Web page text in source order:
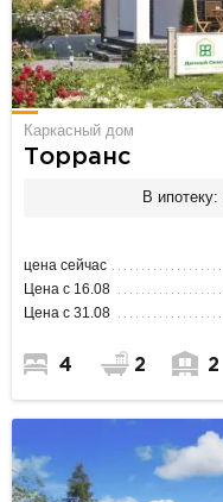
Каркасный дом
Торранс
В ипотеку:
цена сейчас
Цена с 16.08
Цена с 31.08
4 2 2